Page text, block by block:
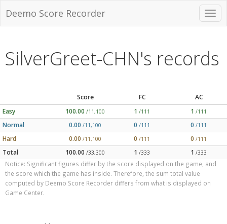
Deemo Score Recorder
SilverGreet-CHN's records
Score FC
AC
Easy
100.00 /11,100 1 /111 1 /111
Normal 0.00 /11,100 0 /111 0 /111
Hard 0.00 /11,100 0 /111 0 /111
Total 100.00 /33,300 1 /333 1 /333
Notice: Significant figures differ by the score displayed on the game, and
the score which the game has inside. Therefore, the sum total value
computed by Deemo Score Recorder differs from what is displayed on
Game Center.